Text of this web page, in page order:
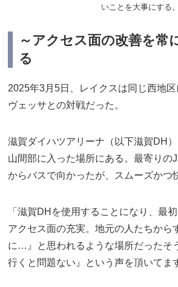
いことを大事にする。
～アクセス面の改善を常
る
2025年3月5日、レイクスは同じ西地
ヴェッサとの対戦だった。
滋賀ダイハツアリーナ（以下滋賀DH
山間部に入った場所にある。最寄りの
からバスで向かったが、スムーズかつ
「滋賀DHを使用することになり、最
アクセス面の充実。地元の人たちから
に…』と思われるような場所だったそ
行くと問題ない』という声を頂いてま